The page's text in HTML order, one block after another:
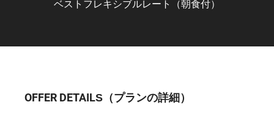
ベストフレキシブルレート（朝食付）
OFFER DETAILS（プランの詳細）